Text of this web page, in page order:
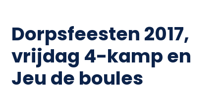
Dorpsfeesten 2017,
vrijdag 4-kamp en
Jeu de boules